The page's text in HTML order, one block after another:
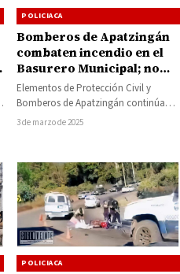
POLICIACA
Bomberos de Apatzingán
combaten incendio en el
Basurero Municipal; no
hay lesionados
Elementos de Protección Civil y
Bomberos de Apatzingán continúan
combatiendo un fuerte incendio que
3 de marzo de 2025
POLICIACA